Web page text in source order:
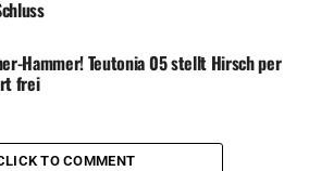
Hammer! Teutonia 05 stellt Hirsch per
frei
TO COMMENT